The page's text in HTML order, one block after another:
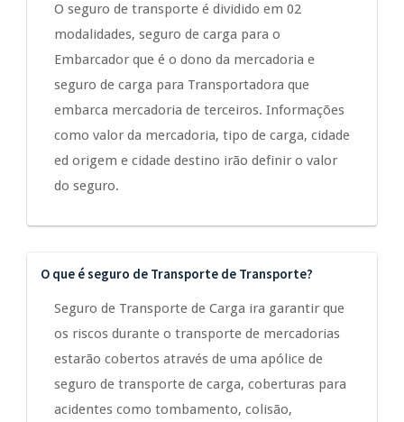
O seguro de transporte é dividido em 02
modalidades, seguro de carga para o
Embarcador que é o dono da mercadoria e
seguro de carga para Transportadora que
embarca mercadoria de terceiros. Informações
como valor da mercadoria, tipo de carga, cidade
ed origem e cidade destino irão definir o valor
do seguro.
O que é seguro de Transporte de Transporte?
Seguro de Transporte de Carga ira garantir que
os riscos durante o transporte de mercadorias
estarão cobertos através de uma apólice de
seguro de transporte de carga, coberturas para
acidentes como tombamento, colisão,